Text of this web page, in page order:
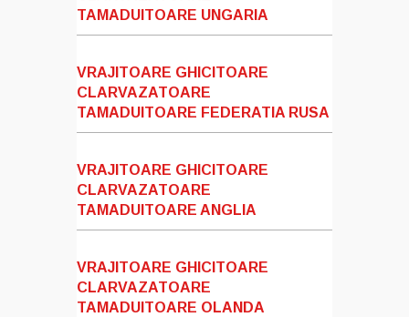
TAMADUITOARE UNGARIA
VRAJITOARE GHICITOARE
CLARVAZATOARE
TAMADUITOARE FEDERATIA RUSA
VRAJITOARE GHICITOARE
CLARVAZATOARE
TAMADUITOARE ANGLIA
VRAJITOARE GHICITOARE
CLARVAZATOARE
TAMADUITOARE OLANDA